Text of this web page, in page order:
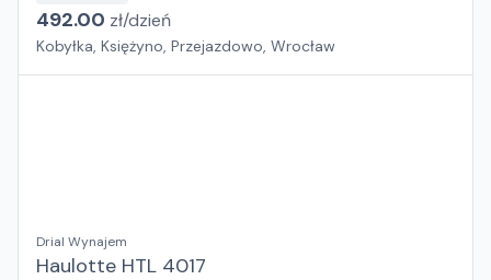
492.00 zł/dzień
Kobyłka, Księżyno, Przejazdowo, Wrocław
Drial Wynajem
Haulotte HTL 4017